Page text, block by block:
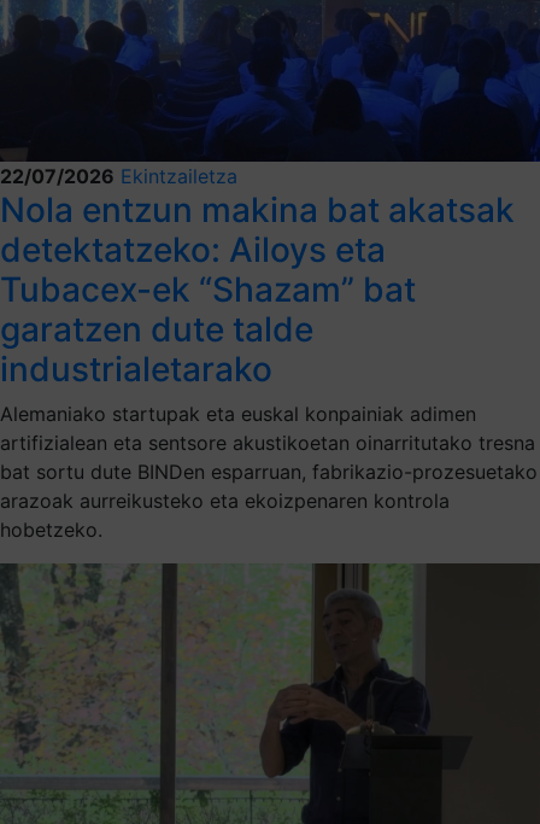
22/07/2026 Ekintzailetza
Nola entzun makina bat akatsak
detektatzeko: Ailoys eta
Tubacex-ek “Shazam” bat
garatzen dute talde
industrialetarako
Alemaniako startupak eta euskal konpainiak adimen
artifizialean eta sentsore akustikoetan oinarritutako tresna
bat sortu dute BINDen esparruan, fabrikazio-prozesuetako
arazoak aurreikusteko eta ekoizpenaren kontrola
hobetzeko.